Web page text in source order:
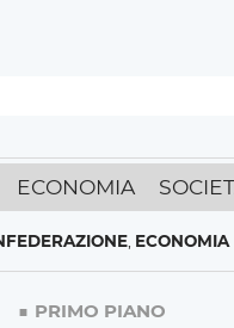
ECONOMIA
,ECONOMIA
PRIMO PIANO